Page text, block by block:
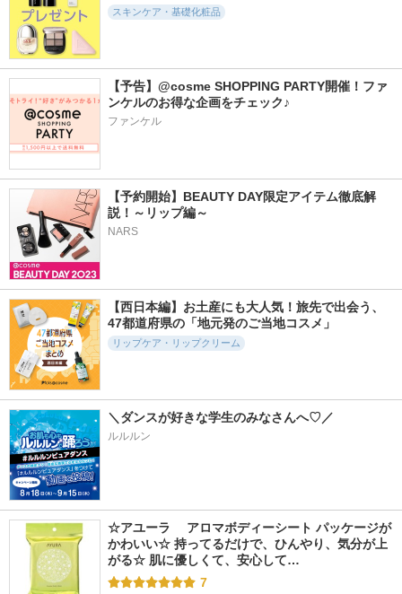
スキンケア・基礎化粧品
【予告】@cosme SHOPPING PARTY開催！ファ
ンケルのお得な企画をチェック♪
ファンケル
【予約開始】BEAUTY DAY限定アイテム徹底解
説！～リップ編～
NARS
【西日本編】お土産にも大人気！旅先で出会う、
47都道府県の「地元発のご当地コスメ」
リップケア・リップクリーム
＼ダンスが好きな学生のみなさんへ♡／
ルルルン
☆アユーラ 　アロマボディーシート パッケージが
かわいい☆ 持ってるだけで、ひんやり、気分が上
がる☆ 肌に優しくて、安心して…
7